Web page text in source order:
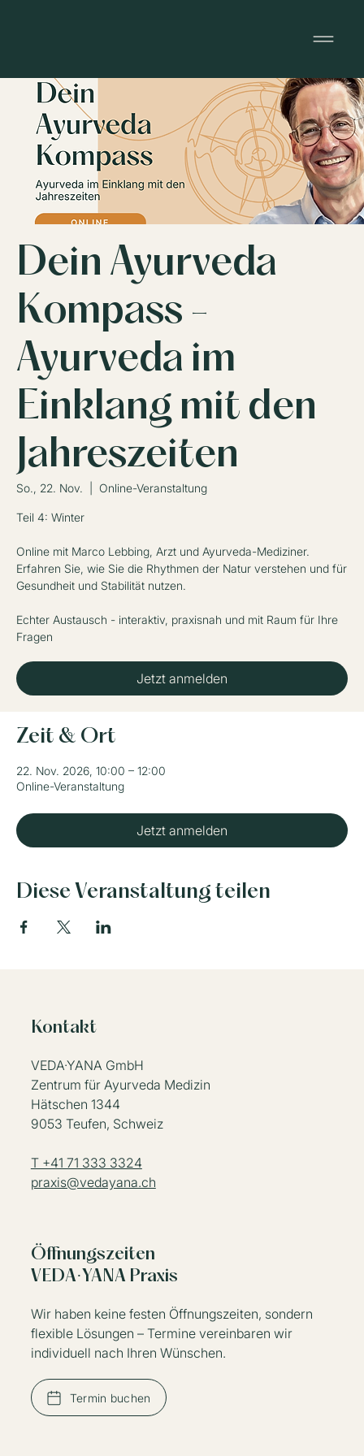
Dein Ayurveda
Kompass -
Ayurveda im
Einklang mit den
Jahreszeiten
So., 22. Nov. Online-Veranstaltung
Teil 4: Winter
Online mit Marco Lebbing, Arzt und Ayurveda-Mediziner.
Erfahren Sie, wie Sie die Rhythmen der Natur verstehen und für
Gesundheit und Stabilität nutzen.
Echter Austausch - interaktiv, praxisnah und mit Raum für Ihre
Fragen
Jetzt anmelden
Zeit & Ort
22. Nov. 2026, 10:00 – 12:00
Online-Veranstaltung
Jetzt anmelden
Diese Veranstaltung teilen
Kontakt
VEDA·YANA GmbH
Zentrum für Ayurveda Medizin
Hätschen 1344
9053 Teufen, Schweiz
T +41 71 333 3324
praxis@vedayana.ch
Öffnungszeiten
VEDA·YANA Praxis
Wir haben keine festen Öffnungszeiten, sondern
flexible Lösungen – Termine vereinbaren wir
individuell nach Ihren Wünschen.
Termin buchen